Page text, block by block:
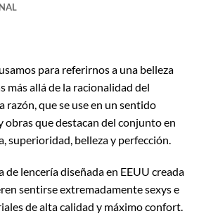
para referirnos a una belleza
más allá de la racionalidad del
razón, que se use en un sentido
obras que destacan del conjunto en
superioridad, belleza y perfección.
de lencería diseñada en EEUU creada
sentirse extremadamente sexys e
de alta calidad y máximo confort.